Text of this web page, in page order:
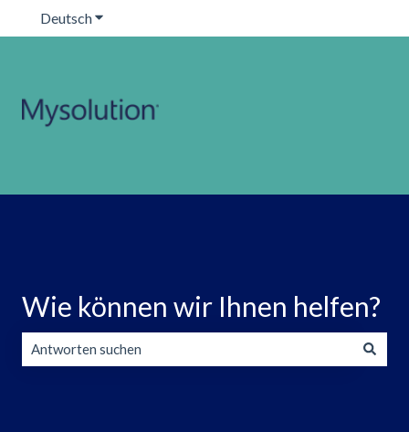
DeutschUntermenü für Übersetzungen anzeigen
Wie können wir Ihnen helfen?